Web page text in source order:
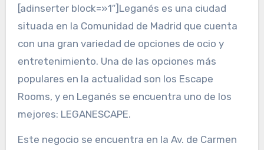
[adinserter block=»1″]Leganés es una ciudad
situada en la Comunidad de Madrid que cuenta
con una gran variedad de opciones de ocio y
entretenimiento. Una de las opciones más
populares en la actualidad son los Escape
Rooms, y en Leganés se encuentra uno de los
mejores: LEGANESCAPE.
Este negocio se encuentra en la Av. de Carmen